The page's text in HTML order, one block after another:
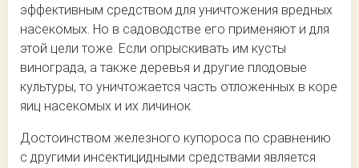
эффективным средством для уничтожения вредных
насекомых. Но в садоводстве его применяют и для
этой цели тоже. Если опрыскивать им кусты
винограда, а также деревья и другие плодовые
культуры, то уничтожается часть отложенных в коре
яиц насекомых и их личинок.
Достоинством железного купороса по сравнению
с другими инсектицидными средствами является